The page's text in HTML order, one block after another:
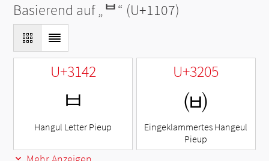
Basierend auf „ᄇ“ (U+1107)
U+3142
ㅂ
Hangul Letter Pieup
U+3205
㈅
Eingeklammertes Hangeul
Pieup